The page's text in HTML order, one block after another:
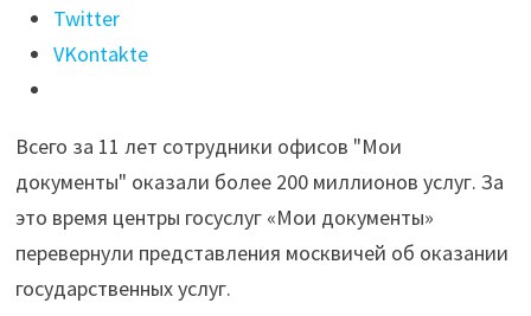
стандарт
экстренной
медпомощи,
лет
центрам
госуслуг:
что
произошло
Twitter
VKontakte
Всего за 11 лет сотрудники офисов "Мои
документы" оказали более 200 миллионов услуг. За
это время центры госуслуг «Мои документы»
перевернули представления москвичей об оказании
государственных услуг.